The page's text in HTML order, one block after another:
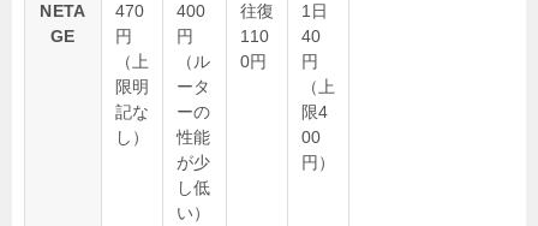
NETA
GE
470
円
（上
限明
記な
し）
400
円
（ル
ータ
ーの
性能
が少
し低
い）
往復
110
0円
1日
40
円
（上
限4
00
円）